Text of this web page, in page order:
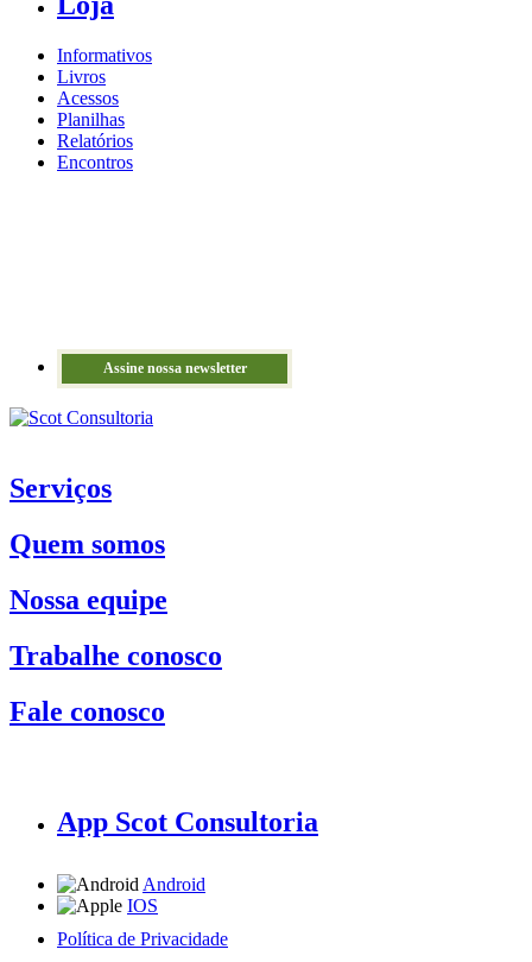
Informativos
Livros
Acessos
Planilhas
Relatórios
Encontros
Assine nossa newsletter
Serviços
Quem somos
Nossa equipe
Trabalhe conosco
Fale conosco
App Scot Consultoria
Android
IOS
Política de Privacidade